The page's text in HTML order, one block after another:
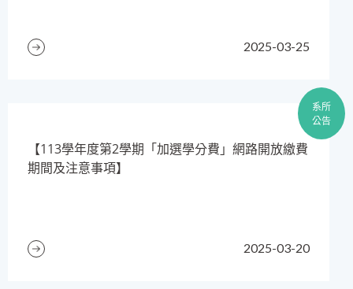
2025-03-25
系所
公告
2025-03-20
​【113學年度第2學期「加選學分費」網路開放繳費
期間及注意事項】